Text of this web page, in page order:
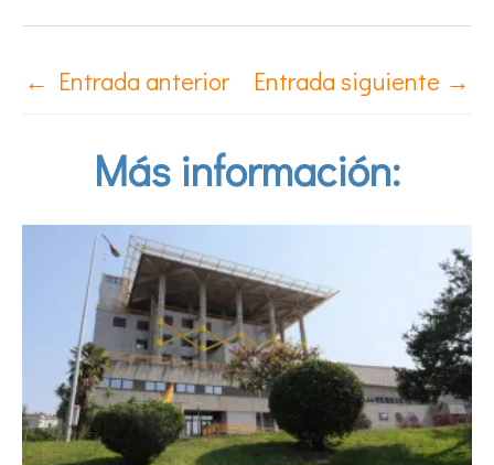
← Entrada anterior Entrada siguiente →
Más información: